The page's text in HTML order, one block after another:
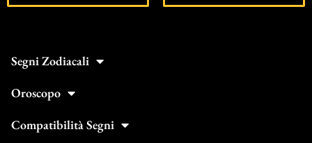
Segni Zodiacali
Oroscopo
Compatibilità Segni